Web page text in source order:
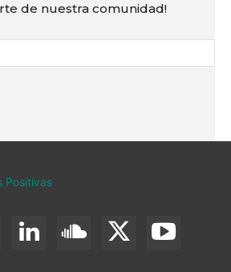
de nuestra comunidad!